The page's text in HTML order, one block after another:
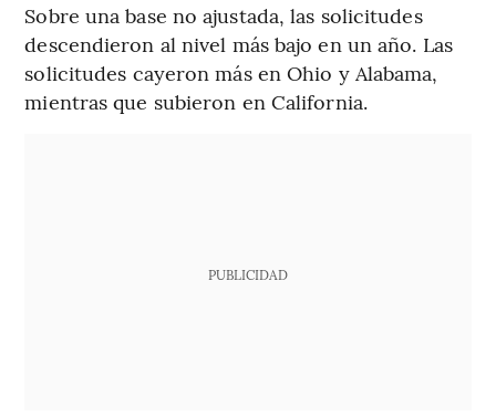
Sobre una base no ajustada, las solicitudes
descendieron al nivel más bajo en un año. Las
solicitudes cayeron más en Ohio y Alabama,
mientras que subieron en California.
PUBLICIDAD